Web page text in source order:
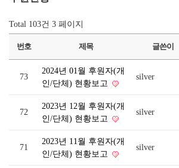
Total 103건 3 페이지
번호 제목 글쓴이
73
2024년 01월 후원자(개
인/단체) 현황보고
silver
72
2023년 12월 후원자(개
인/단체) 현황보고
silver
71
2023년 11월 후원자(개
인/단체) 현황보고
silver